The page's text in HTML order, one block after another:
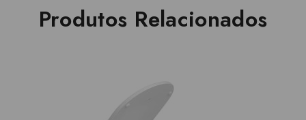
Produtos Relacionados